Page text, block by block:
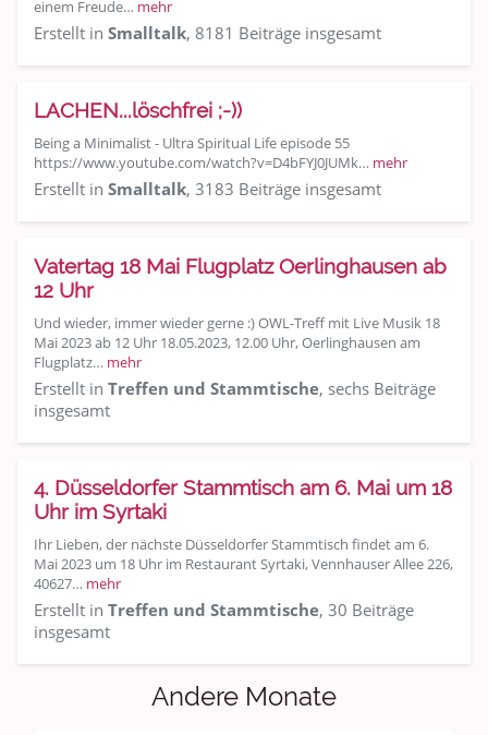
einem Freude… mehr
Erstellt in Smalltalk, 8181 Beiträge insgesamt
LACHEN...löschfrei ;-))
Being a Minimalist - Ultra Spiritual Life episode 55
https://www.youtube.com/watch?v=D4bFYJ0JUMk… mehr
Erstellt in Smalltalk, 3183 Beiträge insgesamt
Vatertag 18 Mai Flugplatz Oerlinghausen ab
12 Uhr
Und wieder, immer wieder gerne :) OWL-Treff mit Live Musik 18
Mai 2023 ab 12 Uhr 18.05.2023, 12.00 Uhr, Oerlinghausen am
Flugplatz… mehr
Erstellt in Treffen und Stammtische, sechs Beiträge
insgesamt
4. Düsseldorfer Stammtisch am 6. Mai um 18
Uhr im Syrtaki
Ihr Lieben, der nächste Düsseldorfer Stammtisch findet am 6.
Mai 2023 um 18 Uhr im Restaurant Syrtaki, Vennhauser Allee 226,
40627… mehr
Erstellt in Treffen und Stammtische, 30 Beiträge
insgesamt
Andere Monate